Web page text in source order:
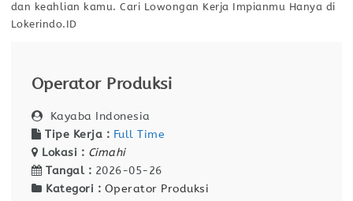
dan keahlian kamu. Cari Lowongan Kerja Impianmu Hanya di
Lokerindo.ID
Operator Produksi
Kayaba Indonesia
Tipe Kerja : Full Time
Lokasi : Cimahi
Tangal : 2026-05-26
Kategori : Operator Produksi